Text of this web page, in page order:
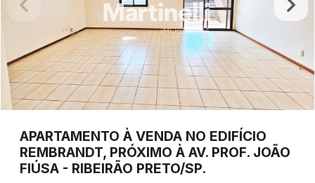
APARTAMENTO À VENDA NO EDIFÍCIO
REMBRANDT, PRÓXIMO À AV. PROF. JOÃO
FIÚSA - RIBEIRÃO PRETO/SP.